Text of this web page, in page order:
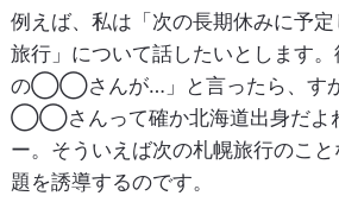
例えば、私は「次の長期休みに予
旅行」について話したいとします
の◯◯さんが…」と言ったら、す
◯◯さんって確か北海道出身だよ
ー。そういえば次の札幌旅行のこ
題を誘導するのです。